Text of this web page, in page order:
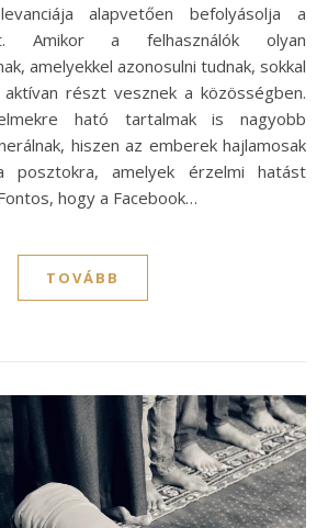
alapvetően befolyásolja a
Amikor a felhasználók olyan
amelyekkel azonosulni tudnak, sokkal
részt vesznek a közösségben.
ható tartalmak is nagyobb
hiszen az emberek hajlamosak
posztokra, amelyek érzelmi hatást
hogy a Facebook…
TOVÁBB